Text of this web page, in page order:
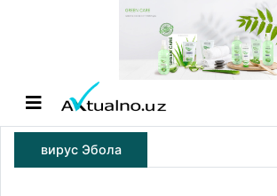
вирус Эбола